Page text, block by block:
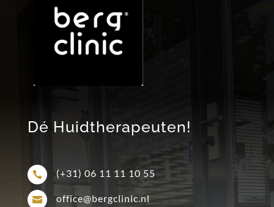
Dé Huidtherapeuten!
 (+31) 06 11 11 10 55
 office@bergclinic.nl